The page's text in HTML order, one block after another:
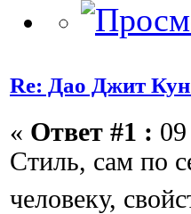
Re: Дао Джит
« Ответ #1 :
Стиль, сам по
человеку,